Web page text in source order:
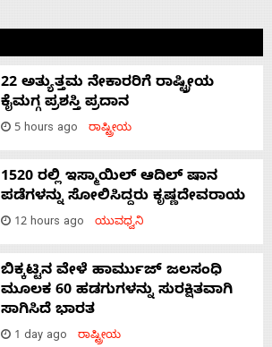
22 ಅತ್ಯುತ್ತಮ ನೇಕಾರರಿಗೆ ರಾಷ್ಟ್ರೀಯ
ಕೈಮಗ್ಗ ಪ್ರಶಸ್ತಿ ಪ್ರದಾನ
5 hours ago ರಾಷ್ಟ್ರೀಯ
1520 ರಲ್ಲಿ ಇಸ್ಮಾಯಿಲ್ ಆದಿಲ್ ಷಾನ
ಪಡೆಗಳನ್ನು ಸೋಲಿಸಿದ್ದರು ಕೃಷ್ಣದೇವರಾಯ
12 hours ago ಯುವಧ್ವನಿ
ಬಿಕ್ಕಟ್ಟಿನ ವೇಳೆ ಹಾರ್ಮುಜ್ ಜಲಸಂಧಿ
ಮೂಲಕ 60 ಹಡಗುಗಳನ್ನು ಸುರಕ್ಷಿತವಾಗಿ
ಸಾಗಿಸಿದೆ ಭಾರತ
1 day ago ರಾಷ್ಟ್ರೀಯ